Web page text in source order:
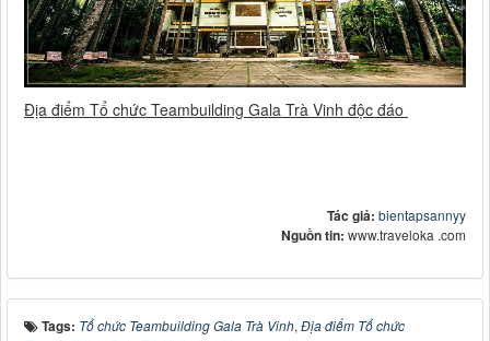
Địa điểm Tổ chức Teambuilding Gala Trà Vinh độc đáo
Tác giả: bientapsannyy
Nguồn tin: www.traveloka .com
Tags: Tổ chức Teambuilding Gala Trà Vinh,Địa điểm Tổ chức